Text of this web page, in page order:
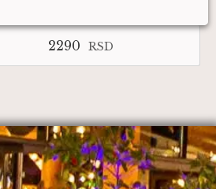
2290 RSD